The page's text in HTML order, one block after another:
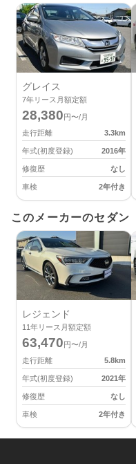
グレイス
7年リース月額定額
28,380円〜/月
走行距離
3.3km
年式(初度登録) 2016年
修復歴 なし
車検 2年付き
このメーカーのセダン
レジェンド
11年リース月額定額
63,470円〜/月
走行距離
5.8km
年式(初度登録) 2021年
修復歴 なし
車検 2年付き